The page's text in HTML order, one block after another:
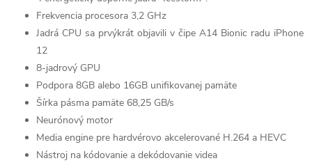
Frekvencia procesora 3,2 GHz
Jadrá CPU sa prvýkrát objavili v čipe A14 Bionic radu iPhone
12
8-jadrový GPU
Podpora 8GB alebo 16GB unifikovanej pamäte
Šírka pásma pamäte 68,25 GB/s
Neurónový motor
Media engine pre hardvérovo akcelerované H.264 a HEVC
Nástroj na kódovanie a dekódovanie videa